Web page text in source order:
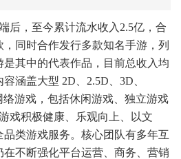
后，至今累计流水收入2.5亿，合
同时合作发行多款知名手游，列
其中的代表作品，目前总收入均
涵盖大型 2D、2.5D、3D、
游戏，包括休闲游戏、独立游戏
戏积极健康、乐观向上、以文
类游戏服务。核心团队有多年互
不断强化平台运营、商务、营销